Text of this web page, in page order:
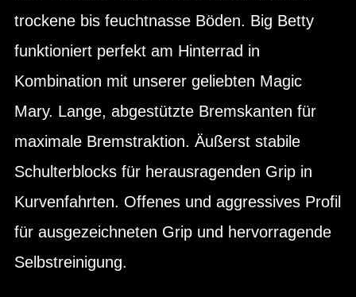
trockene bis feuchtnasse Böden. Big Betty
funktioniert perfekt am Hinterrad in
Kombination mit unserer geliebten Magic
Mary. Lange, abgestützte Bremskanten für
maximale Bremstraktion. Äußerst stabile
Schulterblocks für herausragenden Grip in
Kurvenfahrten. Offenes und aggressives Profil
für ausgezeichneten Grip und hervorragende
Selbstreinigung.